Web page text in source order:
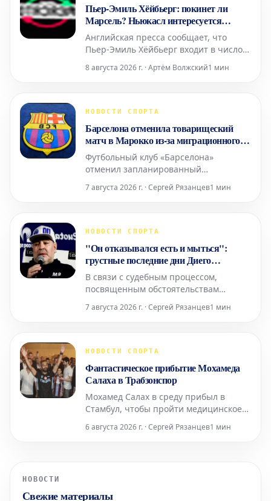
организации. Это новое дело, которо
Пьер-Эмиль Хёйбьерг: покинет ли
Марсель? Ньюкасл интересуется
датчанином
Английская пресса сообщает, что
Пьер-Эмиль Хёйбьерг входит в число
«Ньюкаслом» для замены Бруно
лигой, выступая за «Саутгемптон»
«Марсель» на гран
8 августа 2026 г. · Артём Волжский1 мин
НОВОСТИ СПОРТА
Барселона отменила товарищеский
матч в Марокко из-за миграционного
кризиса в Сеуте
Футбольный клуб «Барселона»
отменил запланированный
был состояться в Танжере, Марокко, 15
отмене связано с миграционным
произошедшими в испанском горо
7 августа 2026 г. · Сергей Рязанцев1 мин
НОВОСТИ СПОРТА
"Он отказывался есть и мыться":
грустные последние дни Диего
Марадоны, рассказанные его
массажистом
В связи с судебным процессом,
посвященным обстоятельствам
скончался 25 ноября 2020 года в
воспоминаниями о печальных
футбольной легенды. Массажист
легендарного футболиста, Николас
7 августа 2026 г. · Сергей Рязанцев1 мин
НОВОСТИ СПОРТА
Фантастическое прибытие Мохамеда
Салаха в Трабзонспор
Мохамед Салах в среду прибыл в
Стамбул, чтобы пройти медицинское
— «Трабзонспора». Бывший игрок
дня, где его ждал еще более
6 августа 2026 г. · Сергей Рязанцев1 мин
НОВОСТИ
Свежие материалы